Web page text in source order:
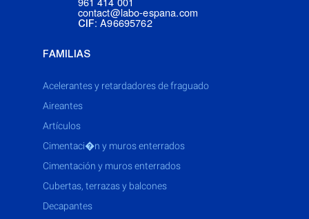
contact@labo-espana.com
CIF: A96695762
FAMILIAS
acelerantes y retardadores de fraguado
aireantes
artículos
cimentaci�n y muros enterrados
cimentación y muros enterrados
cubertas, terrazas y balcones
decapantes